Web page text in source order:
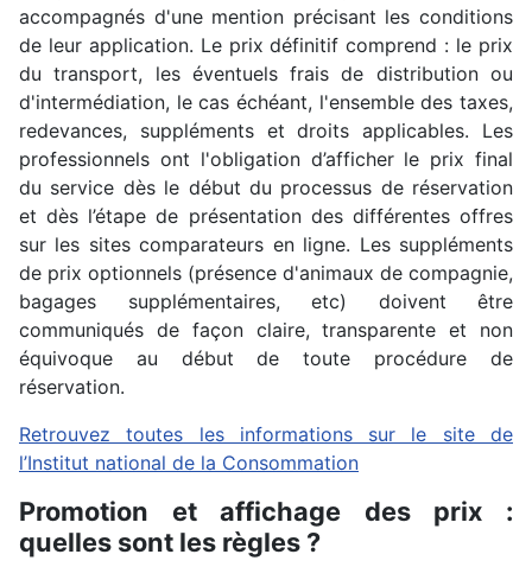
accompagnés d'une mention précisant les conditions
de leur application. Le prix définitif comprend : le prix
du transport, les éventuels frais de distribution ou
d'intermédiation, le cas échéant, l'ensemble des taxes,
redevances, suppléments et droits applicables. Les
professionnels ont l'obligation d’afficher le prix final
du service dès le début du processus de réservation
et dès l’étape de présentation des différentes offres
sur les sites comparateurs en ligne. Les suppléments
de prix optionnels (présence d'animaux de compagnie,
bagages supplémentaires, etc) doivent être
communiqués de façon claire, transparente et non
équivoque au début de toute procédure de
réservation.
Retrouvez toutes les informations sur le site de
l’Institut national de la Consommation
Promotion et affichage des prix :
quelles sont les règles ?